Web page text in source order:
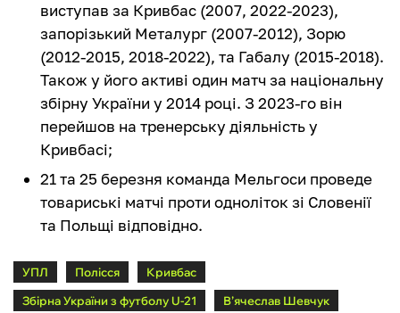
виступав за Кривбас (2007, 2022-2023),
запорізький Металург (2007-2012), Зорю
(2012-2015, 2018-2022), та Габалу (2015-2018).
Також у його активі один матч за національну
збірну України у 2014 році. З 2023-го він
перейшов на тренерську діяльність у
Кривбасі;
21 та 25 березня команда Мельгоси проведе
товариські матчі проти одноліток зі Словенії
та Польщі відповідно.
УПЛ Полісся
Кривбас
Збірна України з футболу U-21
В’ячеслав Шевчук